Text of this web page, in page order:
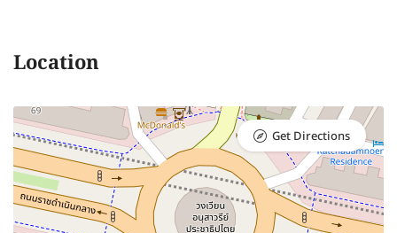
Location
Get Directions